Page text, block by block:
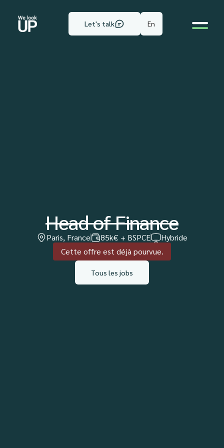
Let's talk En
Head of Finance
Paris, France 85k€ + BSPCE
Hybride
Cette offre est déjà pourvue.
Tous les jobs